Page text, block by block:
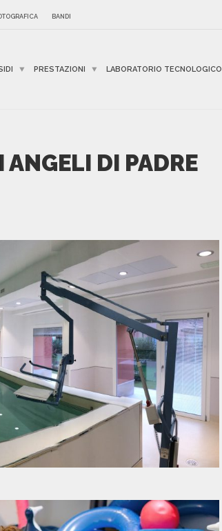
BANDI
PRESTAZIONI LABORATORIO TECNOLOGICO
DI PADRE